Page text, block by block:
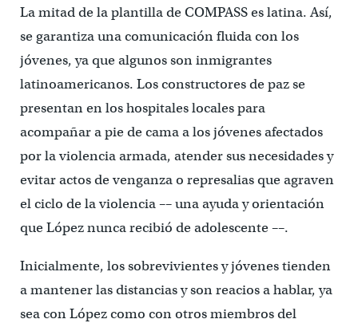
La mitad de la plantilla de COMPASS es latina. Así,
se garantiza una comunicación fluida con los
jóvenes, ya que algunos son inmigrantes
latinoamericanos. Los constructores de paz se
presentan en los hospitales locales para
acompañar a pie de cama a los jóvenes afectados
por la violencia armada, atender sus necesidades y
evitar actos de venganza o represalias que agraven
el ciclo de la violencia –– una ayuda y orientación
que López nunca recibió de adolescente ––.
Inicialmente, los sobrevivientes y jóvenes tienden
a mantener las distancias y son reacios a hablar, ya
sea con López como con otros miembros del